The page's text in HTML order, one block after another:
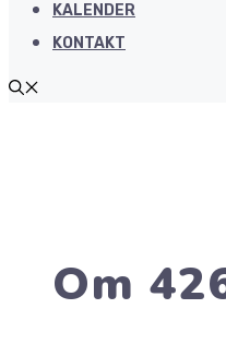
KALENDER
KONTAKT
Om